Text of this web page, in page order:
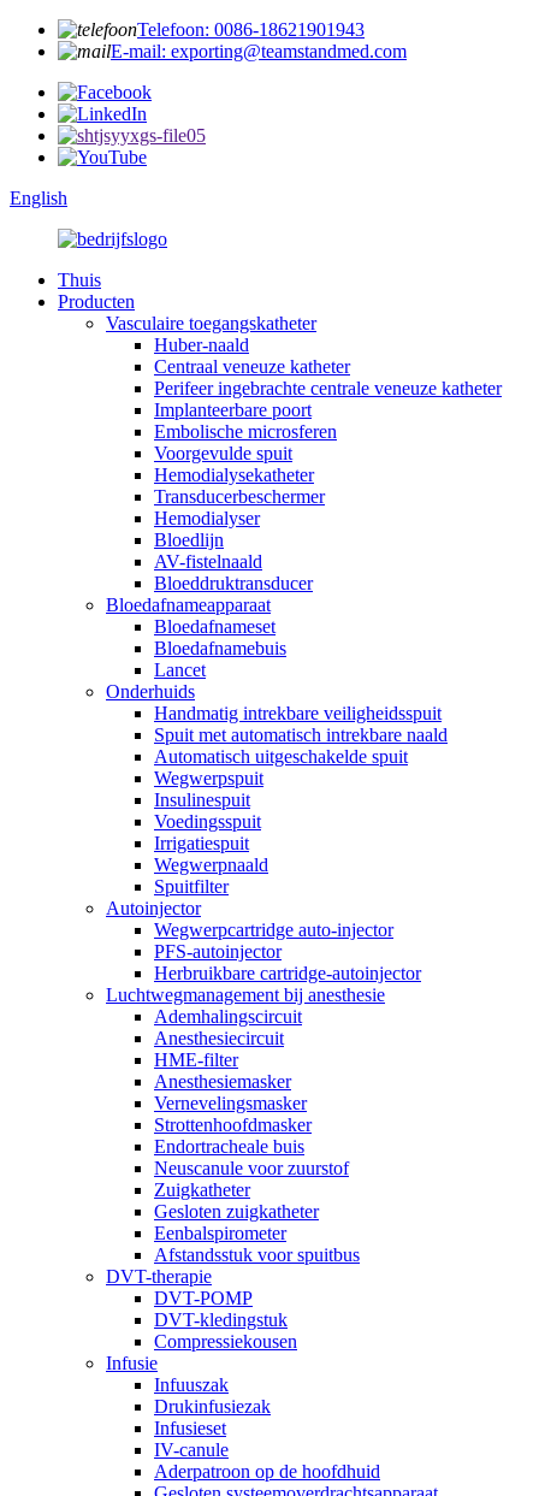
Telefoon: 0086-18621901943
E-mail: exporting@teamstandmed.com
English
Thuis
Producten
Vasculaire toegangskatheter
Huber-naald
Centraal veneuze katheter
Perifeer ingebrachte centrale veneuze katheter
Implanteerbare poort
Embolische microsferen
Voorgevulde spuit
Hemodialysekatheter
Transducerbeschermer
Hemodialyser
Bloedlijn
AV-fistelnaald
Bloeddruktransducer
Bloedafnameapparaat
Bloedafnameset
Bloedafnamebuis
Lancet
Onderhuids
Handmatig intrekbare veiligheidsspuit
Spuit met automatisch intrekbare naald
Automatisch uitgeschakelde spuit
Wegwerpspuit
Insulinespuit
Voedingsspuit
Irrigatiespuit
Wegwerpnaald
Spuitfilter
Autoinjector
Wegwerpcartridge auto-injector
PFS-autoinjector
Herbruikbare cartridge-autoinjector
Luchtwegmanagement bij anesthesie
Ademhalingscircuit
Anesthesiecircuit
HME-filter
Anesthesiemasker
Vernevelingsmasker
Strottenhoofdmasker
Endortracheale buis
Neuscanule voor zuurstof
Zuigkatheter
Gesloten zuigkatheter
Eenbalspirometer
Afstandsstuk voor spuitbus
DVT-therapie
DVT-POMP
DVT-kledingstuk
Compressiekousen
Infusie
Infuuszak
Drukinfusiezak
Infusieset
IV-canule
Aderpatroon op de hoofdhuid